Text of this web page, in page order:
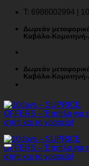
Μετάβαση
περιεχόμενο
T: 6986002994 |
Δωρεάν
Καβάλα-
Δωρεάν
Καβάλα-